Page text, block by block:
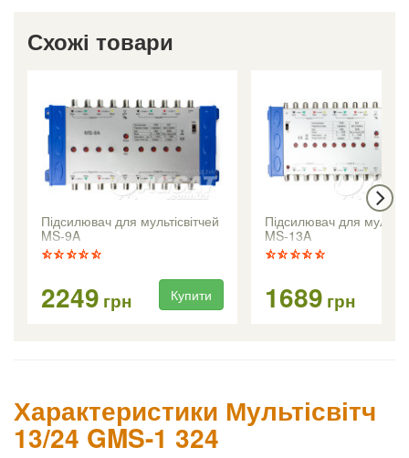
Схожі товари
Підсилювач для мультісвітчей
MS-9A
2249 грн Купити
Підсилювач для
MS-13A
1689 грн
Характеристики Мультісвітч
13/24 GMS-1 324